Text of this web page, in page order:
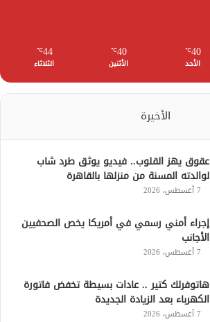
40
℃
الأحد
40
℃
الأثنين
44
℃
الثلاثاء
الأخيرة
عقوق يهز القلوب.. فيديو يوثق طرد شاب
لوالدته المسنة من منزلها بالقاهرة
7 أغسطس، 2026
إجراء أمني رسمي في أمريكا يخص الصحفيين
الأجانب
7 أغسطس، 2026
هاتوفرلك كتير .. عادات بسيطة تخفض فاتورة
الكهرباء بعد الزيادة الجديدة
7 أغسطس، 2026